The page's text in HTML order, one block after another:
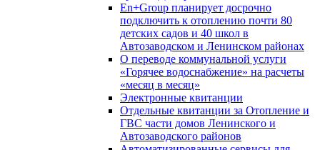
En+Group планирует досрочно
подключить к отоплению почти 80
детских садов и 40 школ в
Автозаводском и Ленинском районах
О переводе коммунальной услуги
«Горячее водоснабжение» на расчеты
«месяц в месяц»
Электронные квитанции
Отдельные квитанции за Отопление и
ГВС части домов Ленинского и
Автозаводского районов